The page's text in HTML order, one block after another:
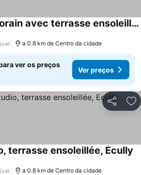
Studio contemporain avec terrasse ensoleillée
a 0.8 km de Centro da cidade
ver os preços
Ver preços
Partilhar
terrasse ensoleillée, Ecully
a 0.8 km de Centro da cidade